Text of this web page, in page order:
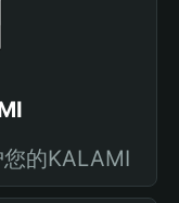
的KALAMI